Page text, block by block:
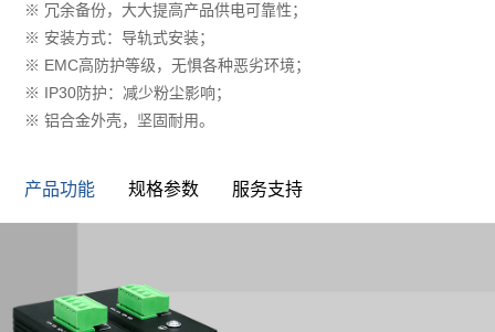
※ 冗余备份，⼤⼤提⾼产品供电可靠性；
※ 安装⽅式：导轨式安装；
※ EMC⾼防护等级，⽆惧各种恶劣环境；
※ IP30防护：减少粉尘影响；
※ 铝合⾦外壳，坚固耐⽤。
服务支持
产品功能 规格参数